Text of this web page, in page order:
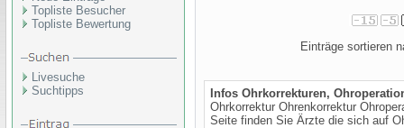
Topliste Besucher
Topliste Bewertung
Livesuche
Suchtipps
Einträge sortieren
Infos Ohrkorrekturen,
Ohrkorrektur Ohrenkorrektur
Seite finden Sie Ärzte die sich auf